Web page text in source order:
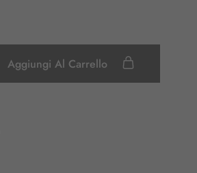
Aggiungi Al Carrello